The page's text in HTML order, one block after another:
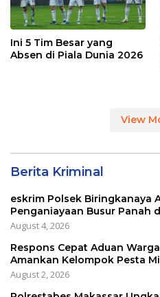
Ini 5 Tim Besar yang
Absen di Piala Dunia 2026
View
Berita Kriminal
eskrim Polsek Biringkanaya
Penganiayaan Busur Panah
August 4, 2026
Respons Cepat Aduan
Amankan Kelompok Pesta
August 2, 2026